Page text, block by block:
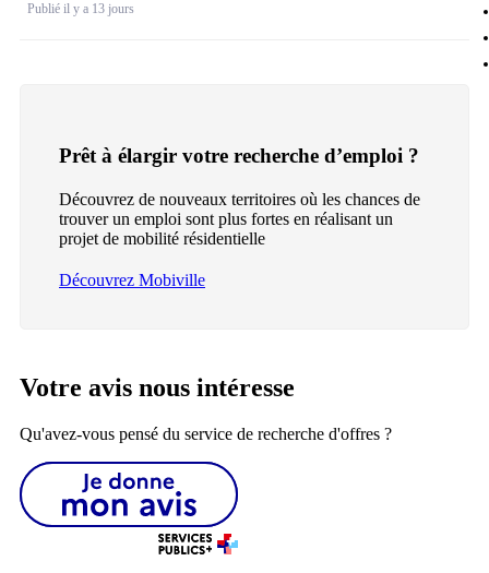
Publié il y a 13 jours
Prêt à élargir votre recherche d’emploi ?
Découvrez de nouveaux territoires où les chances de
trouver un emploi sont plus fortes en réalisant un
projet de mobilité résidentielle
Découvrez Mobiville
Votre avis nous intéresse
Qu'avez-vous pensé du service de recherche d'offres ?